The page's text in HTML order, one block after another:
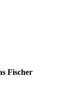
Fischer